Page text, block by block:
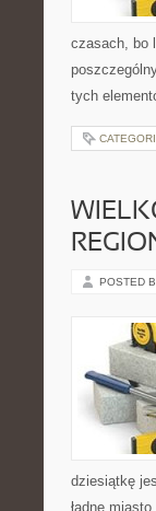
czasach, bo
tych
POSTED
dziesiątkę
ładne